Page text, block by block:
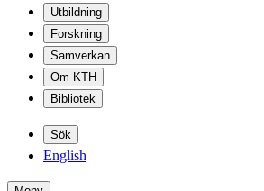
Utbildning
Forskning
Samverkan
Om KTH
Bibliotek
Sök
English